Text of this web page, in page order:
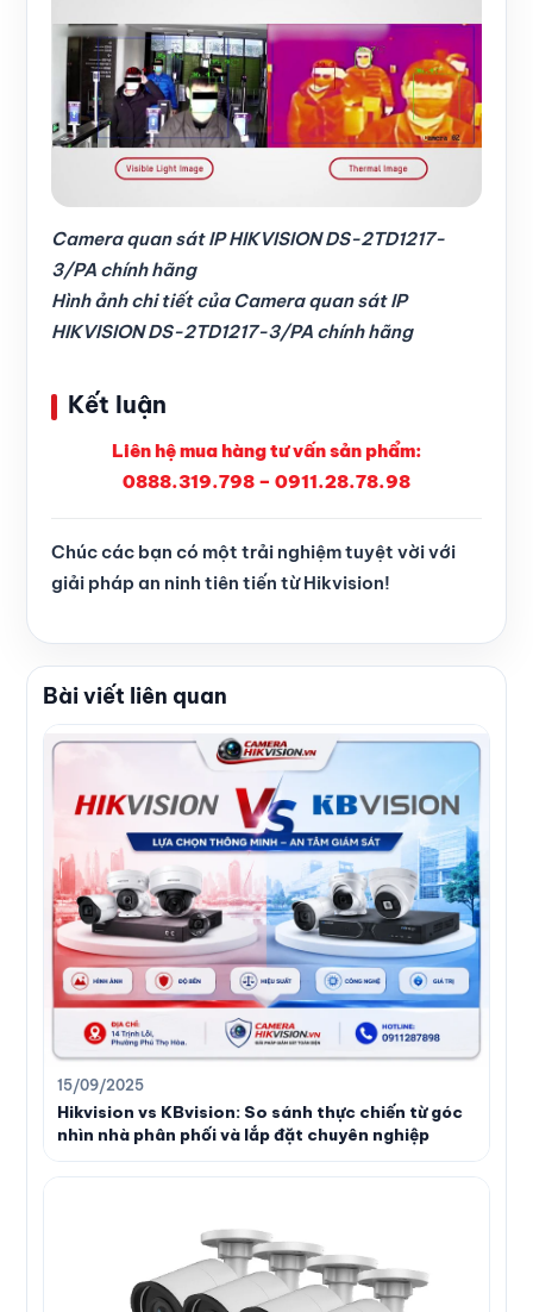
Camera quan sát IP HIKVISION DS-2TD1217-
3/PA chính hãng
Hình ảnh chi tiết của Camera quan sát IP
HIKVISION DS-2TD1217-3/PA chính hãng
Kết luận
Liên hệ mua hàng tư vấn sản phẩm:
0888.319.798 – 0911.28.78.98
Chúc các bạn có một trải nghiệm tuyệt vời với
giải pháp an ninh tiên tiến từ Hikvision!
Bài viết liên quan
15/09/2025
Hikvision vs KBvision: So sánh thực chiến từ góc
nhìn nhà phân phối và lắp đặt chuyên nghiệp